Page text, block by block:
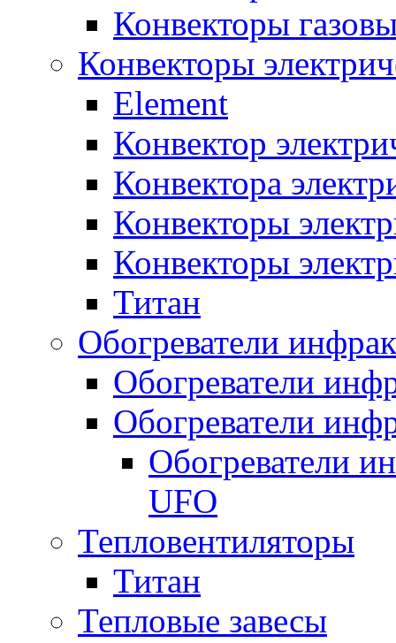
Конвекторы
Конвекторы
Element
Конвектор
Конвектора
Конвекторы
Конвекторы
Титан
Обогреватели
Обогреватели
Обогреватели
Обогреватели
UFO
Тепловентиляторы
Титан
Тепловые завесы